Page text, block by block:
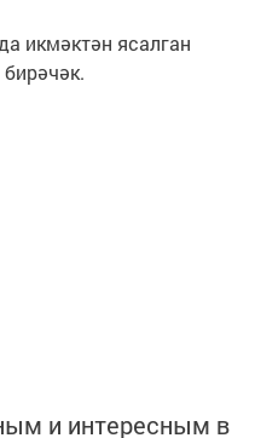
икмәктән ясалган
и интересным в